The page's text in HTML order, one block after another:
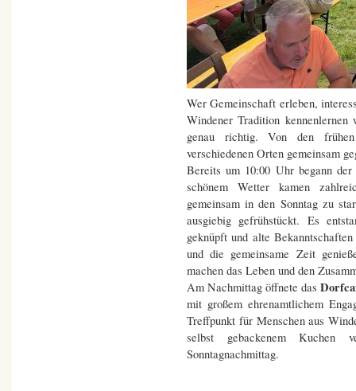
Wer Gemeinschaft erleben,
Windener Tradition
genau richtig. Von den
verschiedenen Orten gemeinsam
Bereits um 10:00 Uhr begann
schönem Wetter kamen
gemeinsam in den Sonntag zu
ausgiebig gefrühstückt. Es
geknüpft und alte
und die gemeinsame Zeit
machen das Leben und den
Am Nachmittag öffnete das
mit großem ehrenamtlichem
Treffpunkt für Menschen aus
selbst gebackenem Kuchen
Sonntagnachmittag.